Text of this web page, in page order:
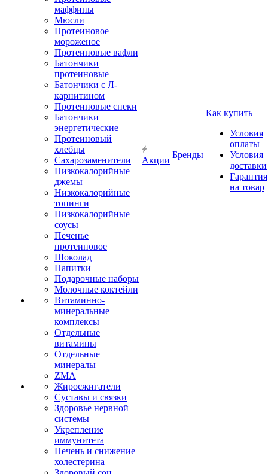
маффины
Мюсли
Протеиновое
мороженое
Протеиновые вафли
Батончики
протеиновые
Батончики с Л-
карнитином
Протеиновые снеки
Батончики
энергетические
Протеиновый
хлебцы
Сахарозаменители
Низкокалорийные
джемы
Низкокалорийные
топинги
Низкокалорийные
соусы
Печенье
протеиновое
Шоколад
Напитки
Подарочные наборы
Молочные коктейли
Витаминно-
минеральные
комплексы
Отдельные
витамины
Отдельные
минералы
ZMA
Жиросжигатели
Суставы и связки
Здоровье нервной
системы
Укрепление
иммунитета
Печень и снижение
холестерина
Акции
Бренды
Как купить
Условия
оплаты
Условия
доставки
Гарантия
на товар